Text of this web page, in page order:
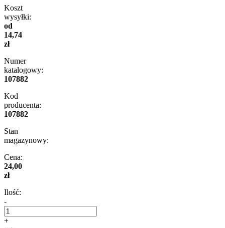
Koszt
wysyłki:
od
14,74
zł
Numer
katalogowy:
107882
Kod
producenta:
107882
Stan
magazynowy:
Cena:
24,00
zł
Ilość:
-
+